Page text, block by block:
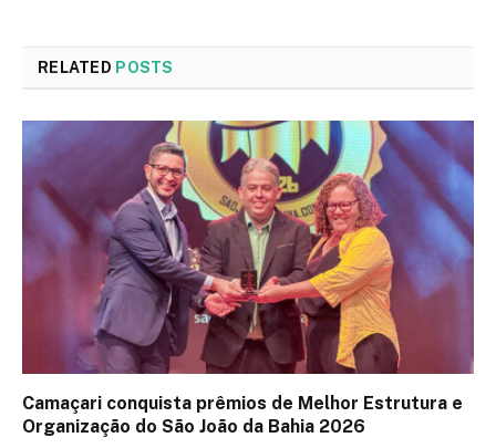
RELATED POSTS
Camaçari conquista prêmios de Melhor Estrutura e
Organização do São João da Bahia 2026